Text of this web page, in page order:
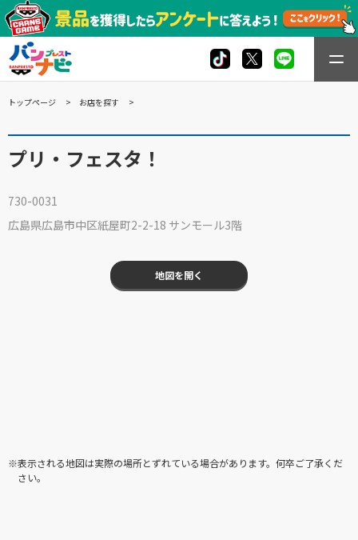
トップページ お店を探す
プリ・フェスタ！
730-0031
広島県広島市中区紙屋町2-2-18 サンモール3階
地図を開く
※表示される地図は実際の場所とずれている場合があります。何卒ご了承くだ
さい。